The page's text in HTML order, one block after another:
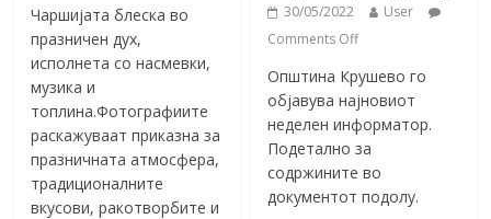
Чаршијата блеска во
празничен дух,
исполнета со насмевки,
музика и
топлина.Фотографиите
раскажуваат приказна за
празничната атмосфера,
традиционалните
вкусови, ракотворбите и
30/05/2022
User
Comments Off
Општина Крушево го
објавува најновиот
неделен информатор.
Подетално за
содржините во
документот подолу.